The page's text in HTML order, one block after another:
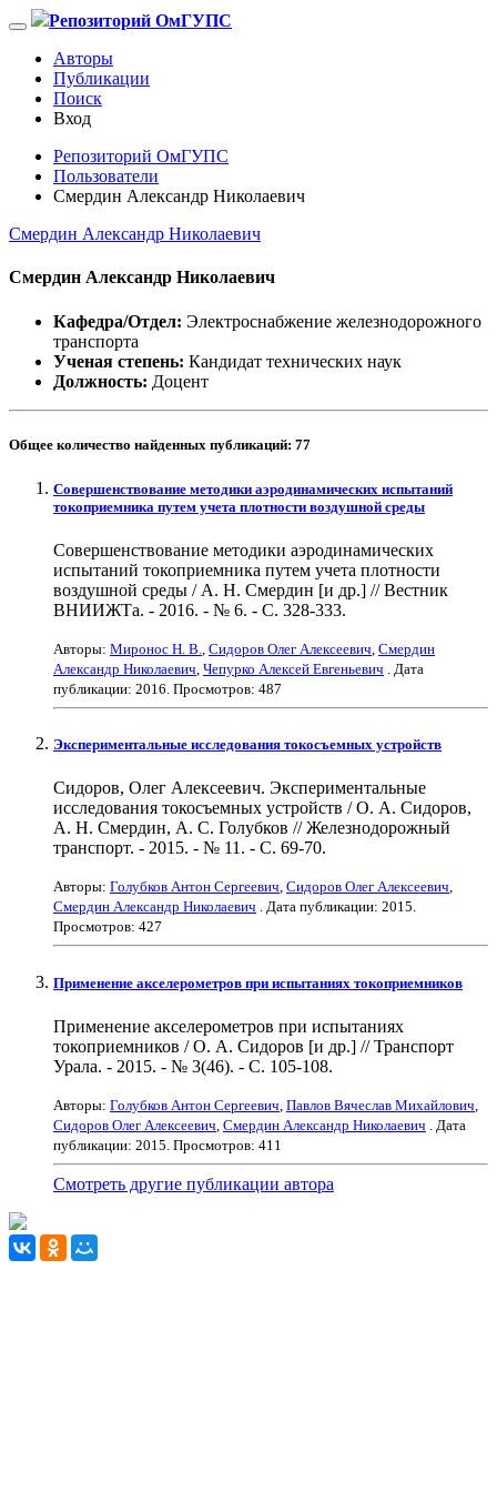
Репозиторий ОмГУПС
Авторы
Публикации
Поиск
Вход
Репозиторий ОмГУПС
Пользователи
Смердин Александр Николаевич
Смердин Александр Николаевич
Смердин Александр Николаевич
Кафедра/Отдел: Электроснабжение железнодорожного
транспорта
Ученая степень: Кандидат технических наук
Должность: Доцент
Общее количество найденных публикаций: 77
Совершенствование методики аэродинамических испытаний
токоприемника путем учета плотности воздушной среды
Совершенствование методики аэродинамических
испытаний токоприемника путем учета плотности
воздушной среды / А. Н. Смердин [и др.] // Вестник
ВНИИЖТа. - 2016. - № 6. - С. 328-333.
Авторы: Миронос Н. В., Сидоров Олег Алексеевич, Смердин
Александр Николаевич, Чепурко Алексей Евгеньевич . Дата
публикации: 2016. Просмотров: 487
Экспериментальные исследования токосъемных устройств
Сидоров, Олег Алексеевич. Экспериментальные
исследования токосъемных устройств / О. А. Сидоров,
А. Н. Смердин, А. С. Голубков // Железнодорожный
транспорт. - 2015. - № 11. - С. 69-70.
Авторы: Голубков Антон Сергеевич, Сидоров Олег Алексеевич,
Смердин Александр Николаевич . Дата публикации: 2015.
Просмотров: 427
Применение акселерометров при испытаниях токоприемников
Применение акселерометров при испытаниях
токоприемников / О. А. Сидоров [и др.] // Транспорт
Урала. - 2015. - № 3(46). - С. 105-108.
Авторы: Голубков Антон Сергеевич Павлов Вячеслав Михайлович
Сидоров Олег Алексеевич Смердин Александр Николаевич . Дата
публикации: 2015 . Просмотров: 411
Смотреть другие публикации автора